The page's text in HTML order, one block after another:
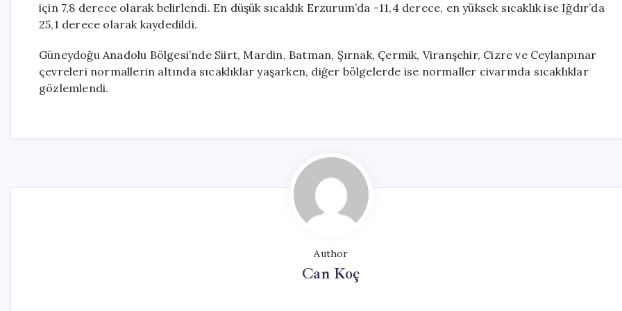
için 7,8 derece olarak belirlendi. En düşük sıcaklık Erzurum’da -11,4 derece, en yüksek sıcaklık ise Iğdır’da
25,1 derece olarak kaydedildi.
Güneydoğu Anadolu Bölgesi’nde Siirt, Mardin, Batman, Şırnak, Çermik, Viranşehir, Cizre ve Ceylanpınar
çevreleri normallerin altında sıcaklıklar yaşarken, diğer bölgelerde ise normaller civarında sıcaklıklar
gözlemlendi.
Author
Can Koç